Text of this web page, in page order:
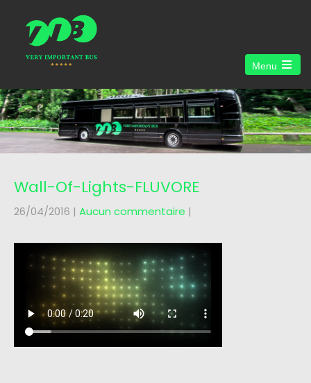
Menu
Open
the
main
menu
Wall-Of-Lights-FLUVORE
26/04/2016 | Aucun commentaire |